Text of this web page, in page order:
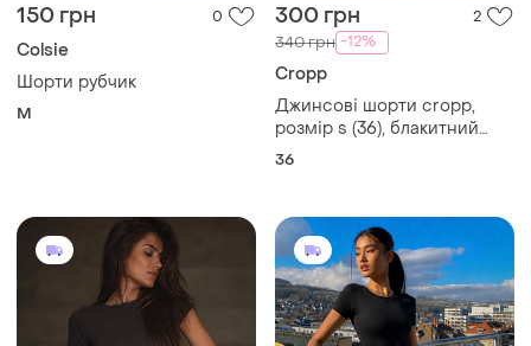
150 грн 0
Colsie
Шорти рубчик
M
300 грн 2
340 грн -12%
Cropp
Джинсові шорти cropp,
розмір s (36), блакитний
денім
36